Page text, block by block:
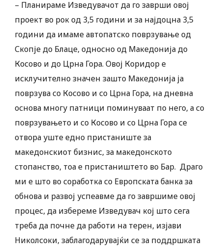
– Планираме Изведувачот да го заврши овој
проект во рок од 3,5 години и за најдоцна 3,5
години да имаме автопатско поврзување од
Скопје до Блаце, односно од Македонија до
Косово и до Црна Гора. Овој Коридор е
исклучително значен зашто Македонија ја
поврзува со Косово и со Црна Гора, на дневна
основа многу патници поминуваат по него, а со
поврзувањето и со Косово и со Црна Гора се
отвора уште едно пристаниште за
македонскиот бизнис, за македонското
стопанство, тоа е пристаништето во Бар. Драго
ми е што во соработка со Европската банка за
обнова и развој успеавме да го завршиме овој
процес, да избереме Изведувач кој што сега
треба да почне да работи на терен, изјави
Николсоки, заблагодарувајќи се за поддршката